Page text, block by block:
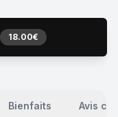
18.00€
Bienfaits Avis